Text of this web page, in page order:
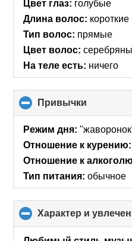
Цвет глаз: голубые
Длина волос: короткие
Тип волос: прямые
Цвет волос:
На теле есть: ничего
Привычки
to
collapse
Режим дня:
Отношение к курению:
Отношение к
Тип питания: обычное
Характер и